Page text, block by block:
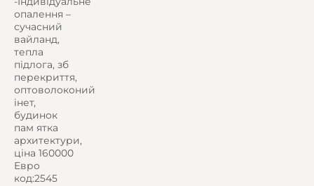
опалення –
сучасний
вайланд,
тепла
підлога, зб
перекриття,
оптоволоконий
інет,
будинок
пам ятка
архитектури,
ціна 160000
Евро
код:2545